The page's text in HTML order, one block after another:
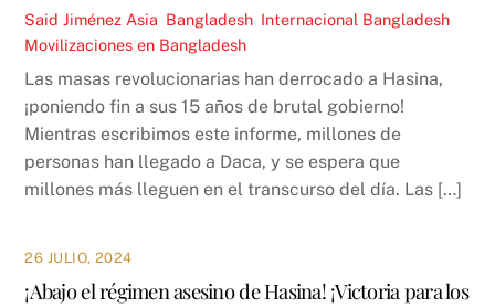
Said Jiménez Asia Bangladesh Internacional Bangladesh
Movilizaciones en Bangladesh
Las masas revolucionarias han derrocado a Hasina,
¡poniendo fin a sus 15 años de brutal gobierno!
Mientras escribimos este informe, millones de
personas han llegado a Daca, y se espera que
millones más lleguen en el transcurso del día. Las […]
26 JULIO, 2024
¡Abajo el régimen asesino de Hasina! ¡Victoria para los